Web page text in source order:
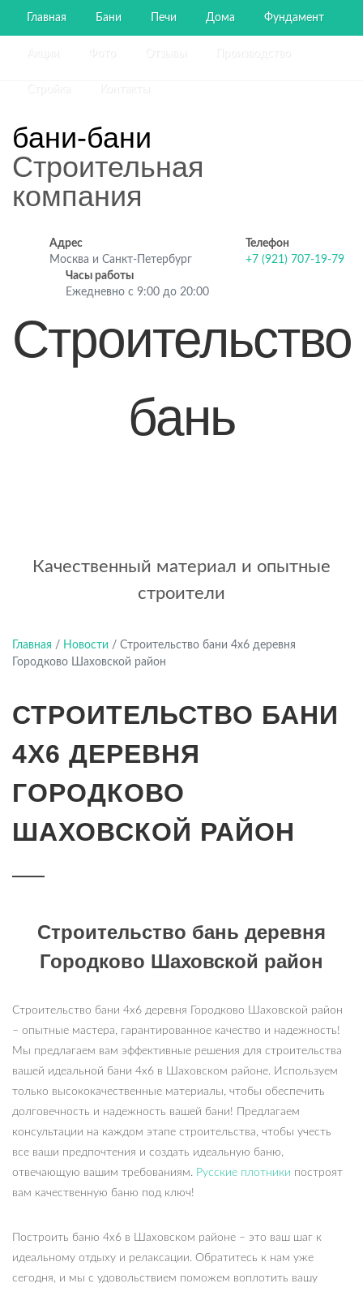
Главная Бани Печи Дома Фундамент
бани-бани
Строительная
компания
Адрес
Москва и Санкт-Петербург
Телефон
+7 (921) 707-19-79
Часы работы
Ежедневно с 9:00 до 20:00
Строительство
бань
Качественный материал и опытные
строители
Главная / Новости / Строительство бани 4х6 деревня
Городково Шаховской район
СТРОИТЕЛЬСТВО БАНИ
4Х6 ДЕРЕВНЯ
ГОРОДКОВО
ШАХОВСКОЙ РАЙОН
Строительство бань деревня
Городково Шаховской район
Строительство бани 4х6 деревня Городково Шаховской район
– опытные мастера, гарантированное качество и надежность!
Мы предлагаем вам эффективные решения для строительства
вашей идеальной бани 4х6 в Шаховском районе. Используем
только высококачественные материалы, чтобы обеспечить
долговечность и надежность вашей бани! Предлагаем
консультации на каждом этапе строительства, чтобы учесть
все ваши предпочтения и создать идеальную баню,
отвечающую вашим требованиям. Русские плотники построят
вам качественную баню под ключ!
Построить баню 4х6 в Шаховском районе – это ваш шаг к
идеальному отдыху и релаксации. Обратитесь к нам уже
сегодня, и мы с удовольствием поможем воплотить вашу